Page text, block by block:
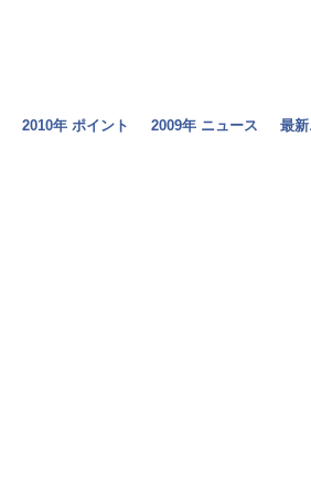
2010年 ポイント 2009年 ニュース 最